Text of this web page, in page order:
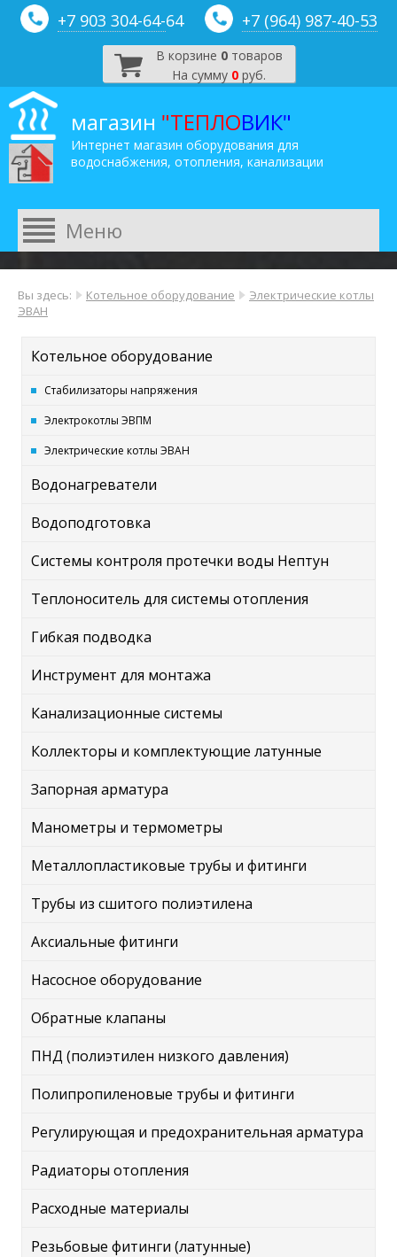
+7 903 304-64-64 +7 (964) 987-40-53
В корзине 0товаров
На сумму 0 руб.
магазин "ТЕПЛОВИК"
Интернет магазин оборудования для
водоснабжения, отопления, канализации
Вы здесь: Котельное оборудование
Электрические котлы
ЭВАН
Котельное оборудование
Стабилизаторы напряжения
Электрокотлы ЭВПМ
Электрические котлы ЭВАН
Водонагреватели
Водоподготовка
Системы контроля протечки воды Нептун
Теплоноситель для системы отопления
Гибкая подводка
Инструмент для монтажа
Канализационные системы
Коллекторы и комплектующие латунные
Запорная арматура
Манометры и термометры
Металлопластиковые трубы и фитинги
Трубы из сшитого полиэтилена
Аксиальные фитинги
Насосное оборудование
Обратные клапаны
ПНД (полиэтилен низкого давления)
Полипропиленовые трубы и фитинги
Регулирующая и предохранительная арматура
Радиаторы отопления
Расходные материалы
Резьбовые фитинги (латунные)